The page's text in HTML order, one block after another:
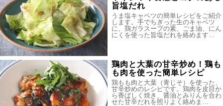
旨塩だれ
うま塩キャベツの簡単レシピをご紹介
します。手でちぎった生のキャベツ
に、鶏ガラスープの素、ごま油、にん
にくを使った旨塩だれを絡めます…
鶏肉と大葉の甘辛炒め！鶏も
も肉を使った簡単レシピ
鶏もも肉と大葉（青じそ）を使った、
甘辛炒めのレシピです。鶏肉を皮目か
ら香ばしく焼き、醤油とみりんを合わ
せた甘辛だれを照りよく絡めま…